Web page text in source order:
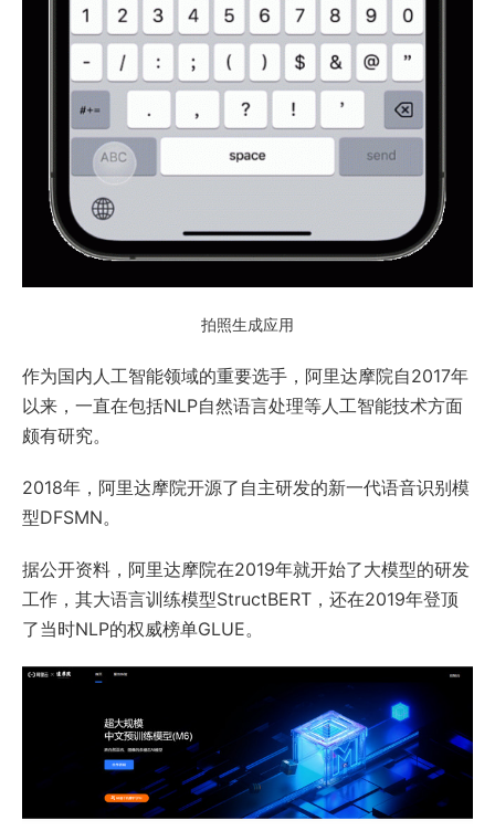
拍照生成应用
作为国内人工智能领域的重要选手，阿里达摩院自2017年
以来，一直在包括NLP自然语言处理等人工智能技术方面
颇有研究。
2018年，阿里达摩院开源了自主研发的新一代语音识别模
型DFSMN。
据公开资料，阿里达摩院在2019年就开始了大模型的研发
工作，其大语言训练模型StructBERT，还在2019年登顶
了当时NLP的权威榜单GLUE。